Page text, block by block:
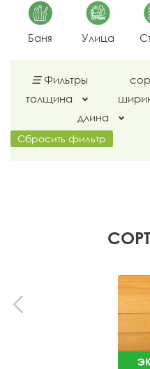
Баня Улица
☰ Фильтры
толщина
длина
Сбросить фильтр